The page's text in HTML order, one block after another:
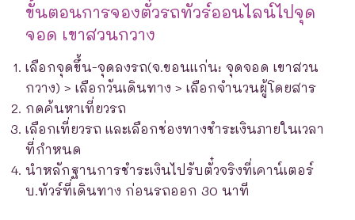
ขั้นตอนการจองตั๋วรถทัวร์ออนไลน์ไปจุด
จอด เขาสวนกวาง
เลือกจุดขึ้น-จุดลงรถ(จ.ขอนแก่น: จุดจอด เขาสวน
กวาง) > เลือกวันเดินทาง > เลือกจำนวนผู้โดยสาร
กดค้นหาเที่ยวรถ
เลือกเที่ยวรถ และเลือกช่องทางชำระเงินภายในเวลา
ที่กำหนด
นำหลักฐานการชำระเงินไปรับตั๋วจริงที่เคาน์เตอร์
บ.ทัวร์ที่เดินทาง ก่อนรถออก 30 นาที